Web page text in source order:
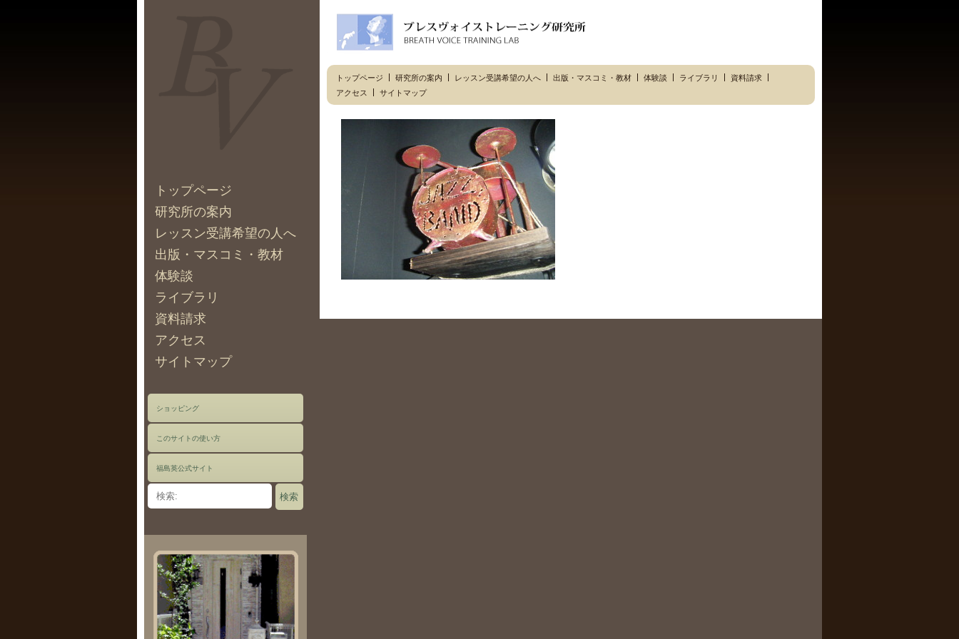
トップページ
研究所の案内
レッスン受講希望の人へ
出版・マスコミ・教材
体験談
ライブラリ
資料請求
アクセス
サイトマップ
ショッピング
このサイトの使い方
福島英公式サイト
トップページ 研究所の案内 レッスン受講希望の人へ 出版・マスコミ・教材 体験談 ライブラリ
資料請求
アクセス
サイトマップ